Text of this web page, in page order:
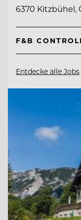
6370 Kitzbühel,
F&B
Entdecke alle Jobs